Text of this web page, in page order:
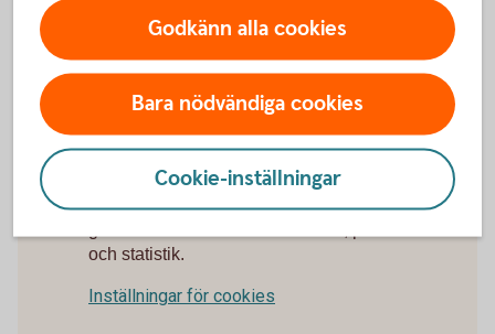
Trygghetstjänster för Mastercard Platinum
(platinumservice.se)
För att se detta innehåll behöver du först
och statistik.
Inställningar för cookies
Godkänn alla cookies
Bara nödvändiga cookies
Cookie-inställningar